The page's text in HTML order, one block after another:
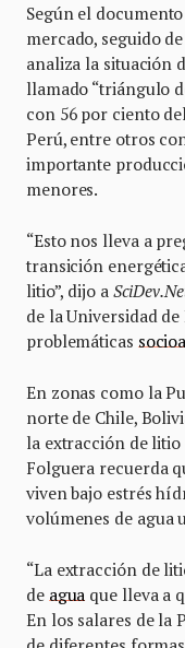
Según el
mercado, seguido
analiza la situación
llamado “triángulo
con 56 por ciento
Perú, entre otros
importante
menores.
“Esto nos lleva a
transición
litio”, dijo a
de la Universidad
problemáticas
En zonas como la
norte de Chile,
la extracción de litio
Folguera recuerda
viven bajo estrés
volúmenes de agua
“La extracción de
de agua que lleva a
En los salares de la